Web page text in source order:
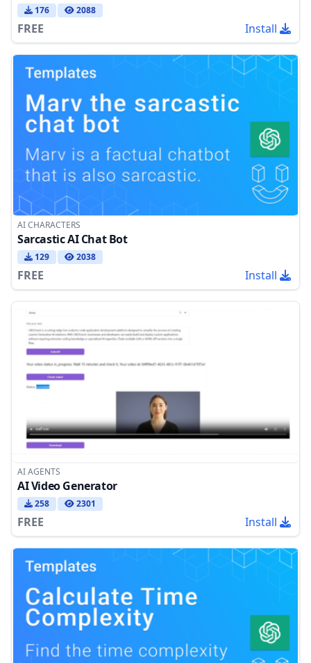
176 2088
FREE Install
AI CHARACTERS
Sarcastic AI Chat Bot
129 2038
FREE Install
AI AGENTS
AI Video Generator
258 2301
FREE Install